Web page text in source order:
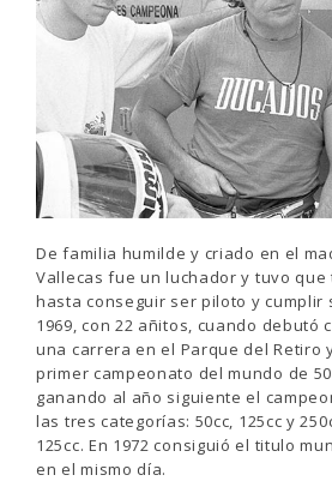
De familia humilde y criado en el
Vallecas fue un luchador y tuvo que
hasta conseguir ser piloto y cumplir
1969, con 22 añitos, cuando debutó
una carrera en el Parque del Retiro
primer campeonato del mundo de
ganando al año siguiente el
las tres categorías: 50cc, 125cc y
125cc. En 1972 consiguió el titulo
en el mismo día.